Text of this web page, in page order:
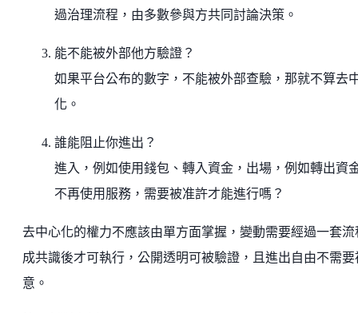
過治理流程，由多數參與方共同討論決策。
能不能被外部他方驗證？
如果平台公布的數字，不能被外部查驗，那就不算去
化。
誰能阻止你進出？
進入，例如使用錢包、轉入資金，出場，例如轉出資
不再使用服務，需要被准許才能進行嗎？
去中心化的權力不應該由單方面掌握，變動需要經過一套流
成共識後才可執行，公開透明可被驗證，且進出自由不需要
意。